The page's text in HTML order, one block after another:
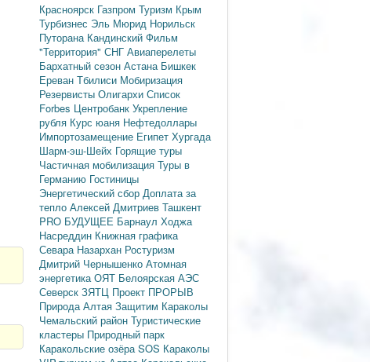
Красноярск Газпром Туризм Крым
Турбизнес Эль Мюрид Норильск
Путорана Кандинский Фильм
"Территория" СНГ Авиаперелеты
Бархатный сезон Астана Бишкек
Ереван Тбилиси Мобиризация
Резервисты Олигархи Список
Forbes Центробанк Укрепление
рубля Курс юаня Нефтедоллары
Импортозамещение Египет Хургада
Шарм-эш-Шейх Горящие туры
Частичная мобилизация Туры в
Германию Гостиницы
Энергетический сбор Доплата за
тепло Алексей Дмитриев Ташкент
PRO БУДУЩЕЕ Барнаул Ходжа
Насреддин Книжная графика
Севара Назархан Ростуризм
Дмитрий Чернышенко Атомная
энергетикаОЯТ Белоярская АЭС
Северск ЗЯТЦ Проект ПРОРЫВ
Природа Алтая Защитим Караколы
Чемальский район Туристические
кластеры Природный парк
Каракольские озёраSOS Караколы